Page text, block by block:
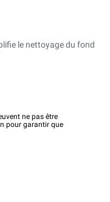
le nettoyage du fond
ne pas être
pour garantir que